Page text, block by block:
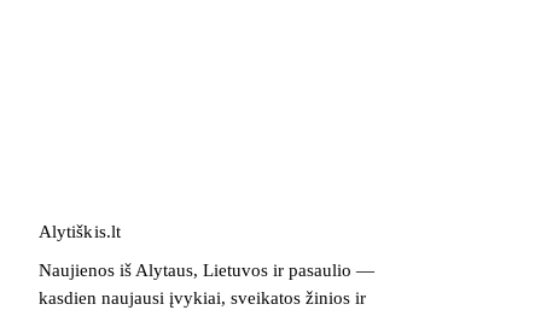
Alytiškis.lt
Naujienos iš Alytaus, Lietuvos ir pasaulio —
kasdien naujausi įvykiai, sveikatos žinios ir